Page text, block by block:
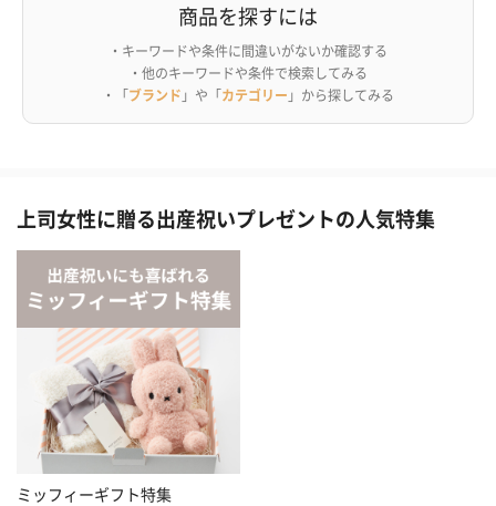
商品を探すには
・キーワードや条件に間違いがないか確認する
・他のキーワードや条件で検索してみる
・「ブランド 」や「カテゴリー 」から探してみる
上司女性に贈る出産祝いプレゼントの人気特集
ミッフィーギフト特集